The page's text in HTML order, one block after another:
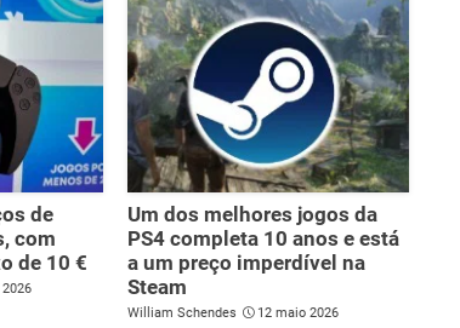
de
com
de 10 €
Um dos melhores jogos da
PS4 completa 10 anos e está
a um preço imperdível na
Steam
William Schendes 12 maio 2026